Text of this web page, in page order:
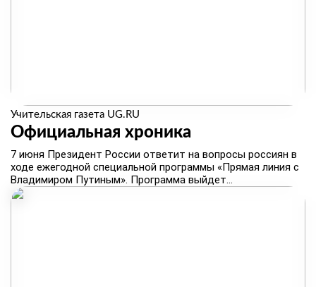
Учительская газета UG.RU
Официальная хроника
​7 июня Президент России ответит на вопросы россиян в
ходе ежегодной специальной программы «Прямая линия с
Владимиром Путиным». Программа выйдет...